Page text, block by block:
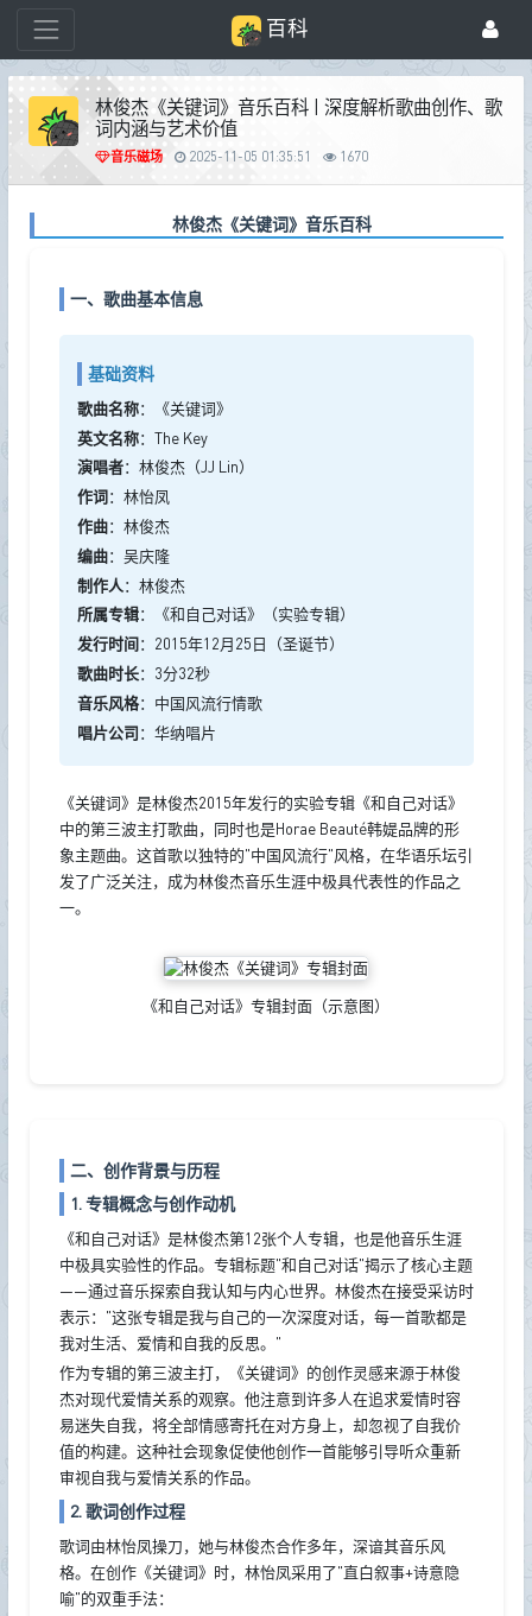
百科
林俊杰《关键词》音乐百科 | 深度解析歌曲创作、歌
词内涵与艺术价值
音乐磁场 2025-11-05 01:35:51 1670
林俊杰《关键词》音乐百科
一、歌曲基本信息
基础资料
歌曲名称：《关键词》
英文名称：The Key
演唱者：林俊杰（JJ Lin）
作词：林怡凤
作曲：林俊杰
编曲：吴庆隆
制作人：林俊杰
所属专辑：《和自己对话》（实验专辑）
发行时间：2015年12月25日（圣诞节）
歌曲时长：3分32秒
音乐风格：中国风流行情歌
唱片公司：华纳唱片
《关键词》是林俊杰2015年发行的实验专辑《和自己对话》
中的第三波主打歌曲，同时也是Horae Beauté韩媞品牌的形
象主题曲。这首歌以独特的"中国风流行"风格，在华语乐坛引
发了广泛关注，成为林俊杰音乐生涯中极具代表性的作品之
一。
《和自己对话》专辑封面（示意图）
二、创作背景与历程
1. 专辑概念与创作动机
《和自己对话》是林俊杰第12张个人专辑，也是他音乐生涯
中极具实验性的作品。专辑标题"和自己对话"揭示了核心主题
——通过音乐探索自我认知与内心世界。林俊杰在接受采访时
表示："这张专辑是我与自己的一次深度对话，每一首歌都是
我对生活、爱情和自我的反思。"
作为专辑的第三波主打，《关键词》的创作灵感来源于林俊
杰对现代爱情关系的观察。他注意到许多人在追求爱情时容
易迷失自我，将全部情感寄托在对方身上，却忽视了自我价
值的构建。这种社会现象促使他创作一首能够引导听众重新
审视自我与爱情关系的作品。
2. 歌词创作过程
歌词由林怡凤操刀，她与林俊杰合作多年，深谙其音乐风
格。在创作《关键词》时，林怡凤采用了"直白叙事+诗意隐
喻"的双重手法：